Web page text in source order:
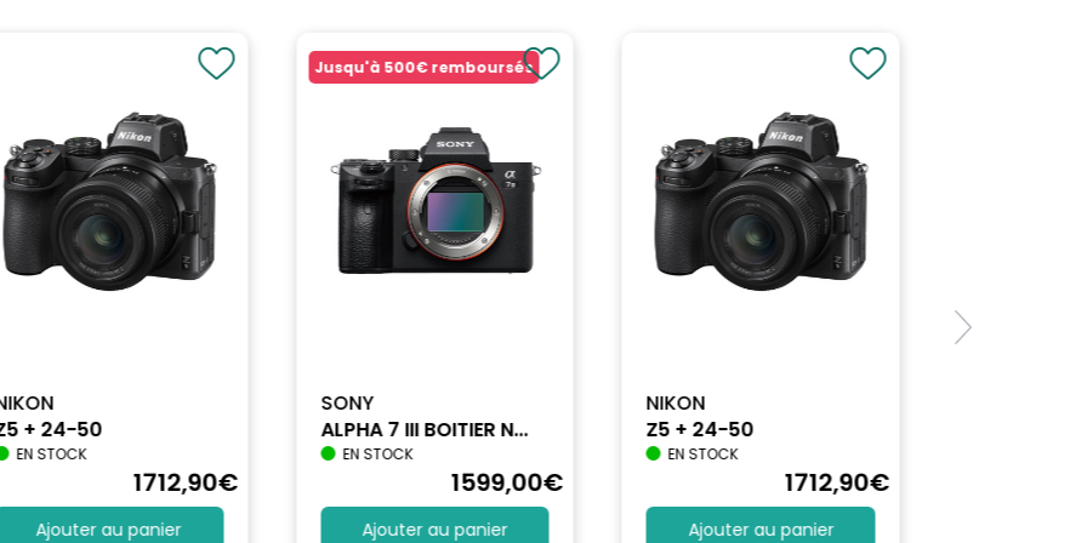
+ 24-50
EN STOCK
1712,90€
Ajouter au panier
Jusqu'à 500€ remboursés
SONY
ALPHA 7 III BOITIER N...
EN STOCK
1599,00€
Ajouter au panier
NIKON
Z5 + 24-50
EN STOCK
1712,90€
Ajouter au panier